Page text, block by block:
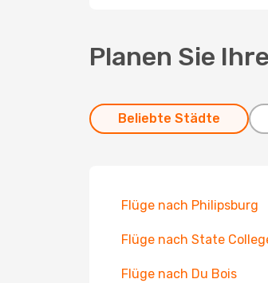
Planen Sie
Beliebte Städte
Flüge nach Philipsburg
Flüge nach State
Flüge nach Du Bois